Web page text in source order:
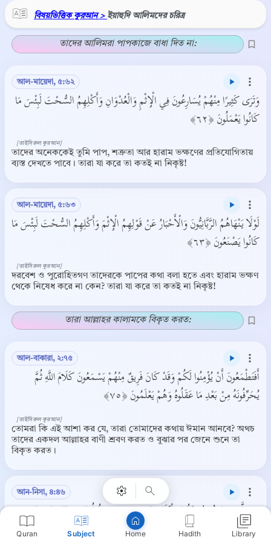
Quran Subject Home Hadith Library
বিষয়ভিত্তিক কুরআন > ইয়াহুদি আলিমদের চরিত্র
তাদের আলিমরা পাপকাজে বাধা দিত না:
আল-মায়েদা, ৫:৬২
وَتَرَى كَثِيرًا مِنْهُمْ يُسَارِعُونَ فِي الْإِثْمِ وَالْعُدْوَانِ وَأَكْلِهِمُ السُّحْتَ لَبِئْسَ مَا
كَانُوا يَعْمَلُونَ ﴿٦٢﴾
তাদের অনেককেই তুমি পাপ, শত্রুতা আর হারাম ভক্ষণের প্রতিযোগিতায়
ব্যস্ত দেখতে পাবে। তারা যা করে তা কতই না নিকৃষ্ট!
[তাইসিরুল কুরআন]
আল-মায়েদা, ৫:৬৩
لَوْلَا يَنْهَاهُمُ الرَّبَّانِيُّونَ وَالْأَحْبَارُ عَنْ قَوْلِهِمُ الْإِثْمَ وَأَكْلِهِمُ السُّحْتَ لَبِئْسَ مَا
كَانُوا يَصْنَعُونَ ﴿٦٣﴾
দরবেশ ও পুরোহিতগণ তাদেরকে পাপের কথা বলা হতে এবং হারাম ভক্ষণ
থেকে নিষেধ করে না কেন? তারা যা করে তা কতই না নিকৃষ্ট!
[তাইসিরুল কুরআন]
তারা আল্লাহর কালামকে বিকৃত করত:
আল-বাকারা, ২:৭৫
أَفَتَطْمَعُونَ أَنْ يُؤْمِنُوا لَكُمْ وَقَدْ كَانَ فَرِيقٌ مِنْهُمْ يَسْمَعُونَ كَلَامَ اللَّهِ ثُمَّ
يُحَرِّفُونَهُ مِنْ بَعْدِ مَا عَقَلُوهُ وَهُمْ يَعْلَمُونَ ﴿٧٥﴾
তোমরা কি এই আশা কর যে, তারা তোমাদের কথায় ঈমান আনবে? অথচ
তাদের একদল আল্লাহর বাণী শ্রবণ করত ও বুঝার পর জেনে শুনে তা
বিকৃত করত।
[তাইসিরুল কুরআন]
আন-নিসা, ৪:৪৬
مِنَ الَّذِينَ هَادُوا يُحَرِّفُونَ الْكَلِمَ عَنْ مَوَاضِعِهِ وَيَقُولُونَ سَمِعْنَا وَعَصَيْنَا
وَاسْمَعْ غَيْرَ مُسْمَعٍ وَرَاعِنَا لَيًّا بِأَلْسِنَتِهِمْ وَطَعْنًا فِي الدِّينِ وَلَوْ أَنَّهُمْ قَالُوا
Copy